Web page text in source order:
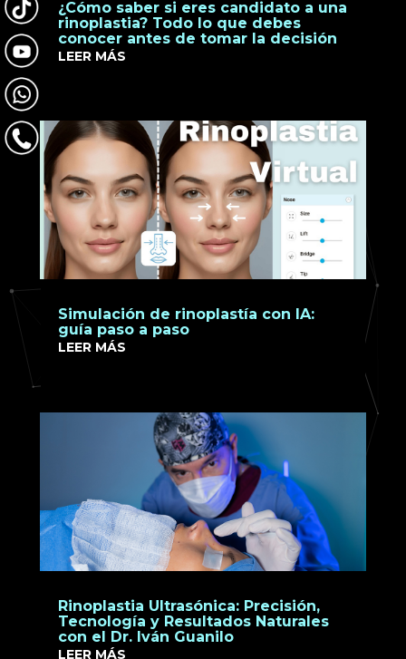
¿Cómo saber si eres candidato a una
rinoplastia? Todo lo que debes
conocer antes de tomar la decisión
LEER MÁS
Simulación de rinoplastía con IA:
guía paso a paso
LEER MÁS
Rinoplastia Ultrasónica: Precisión,
Tecnología y Resultados Naturales
con el Dr. Iván Guanilo
LEER MÁS